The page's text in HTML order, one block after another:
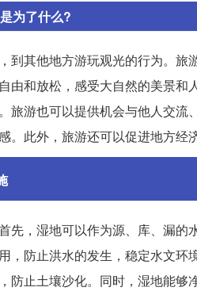
为了什么?
到其他地方游玩观光的行为。
由和放松，感受大自然的美景
旅游也可以提供机会与他人交
。此外，旅游还可以促进地方经
先，湿地可以作为源、库、漏
，防止洪水的发生，稳定水文
防止土壤沙化。同时，湿地能